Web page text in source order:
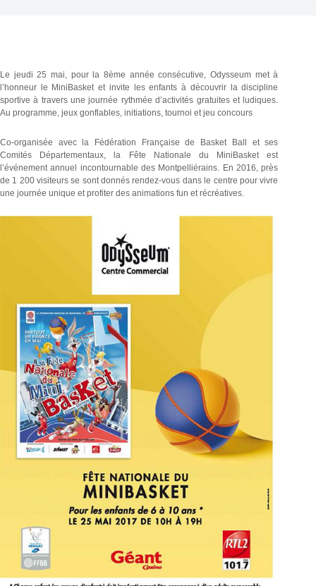
Le jeudi 25 mai, pour la 8ème année consécutive, Odysseum met à
l’honneur le MiniBasket et invite les enfants à découvrir la discipline
sportive à travers une journée rythmée d’activités gratuites et ludiques.
Au programme, jeux gonflables, initiations, tournoi et jeu concours
Co-organisée avec la Fédération Française de Basket Ball et ses
Comités Départementaux, la Fête Nationale du MiniBasket est
l’événement annuel incontournable des Montpelliérains. En 2016, près
de 1 200 visiteurs se sont donnés rendez-vous dans le centre pour vivre
une journée unique et profiter des animations fun et récréatives.